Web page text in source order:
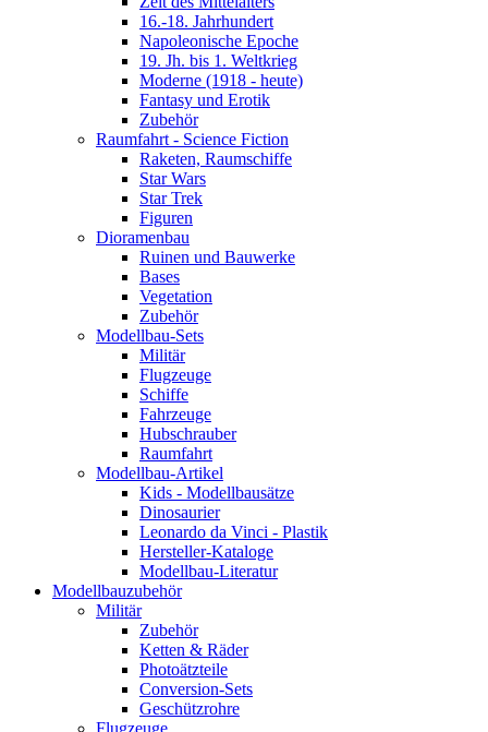
16.-18. Jahrhundert
Napoleonische Epoche
19. Jh. bis 1. Weltkrieg
Moderne (1918 - heute)
Fantasy und Erotik
Zubehör
Raumfahrt - Science Fiction
Raketen, Raumschiffe
Star Wars
Star Trek
Figuren
Dioramenbau
Ruinen und Bauwerke
Bases
Vegetation
Zubehör
Modellbau-Sets
Militär
Flugzeuge
Schiffe
Fahrzeuge
Hubschrauber
Raumfahrt
Modellbau-Artikel
Kids - Modellbausätze
Dinosaurier
Leonardo da Vinci - Plastik
Hersteller-Kataloge
Modellbau-Literatur
Modellbauzubehör
Militär
Zubehör
Ketten & Räder
Photoätzteile
Conversion-Sets
Geschützrohre
Flugzeuge